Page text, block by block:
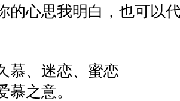
心思我明白，也可以代
、迷恋、蜜恋
之意。